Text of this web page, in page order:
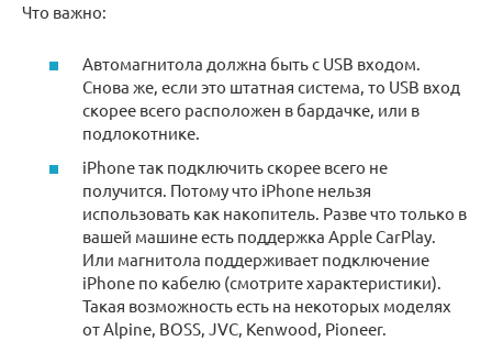
Что важно:
Автомагнитола должна быть с USB входом.
Снова же, если это штатная система, то USB вход
скорее всего расположен в бардачке, или в
подлокотнике.
iPhone так подключить скорее всего не
получится. Потому что iPhone нельзя
использовать как накопитель. Разве что только в
вашей машине есть поддержка Apple CarPlay.
Или магнитола поддерживает подключение
iPhone по кабелю (смотрите характеристики).
Такая возможность есть на некоторых моделях
от Alpine, BOSS, JVC, Kenwood, Pioneer.